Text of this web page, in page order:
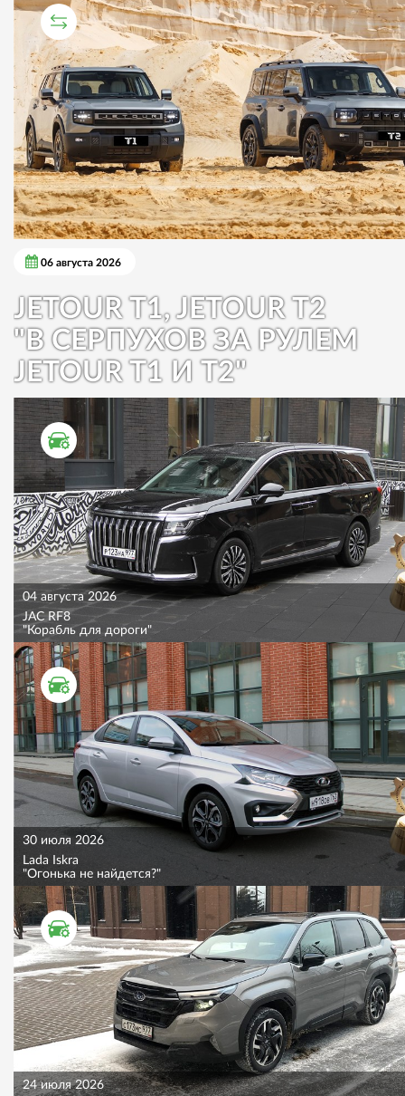
СРАВНИТЕЛЬНЫЙ ТЕСТ
06 августа 2026
JETOUR T1, JETOUR T2
"В СЕРПУХОВ ЗА РУЛЕМ
JETOUR T1 И T2"
ТЕСТ ДРАЙВ
04 августа 2026
JAC RF8
"Корабль для дороги"
ТЕСТ ДРАЙВ
30 июля 2026
Lada Iskra
"Огонька не найдется?"
ТЕСТ ДРАЙВ
24 июля 2026